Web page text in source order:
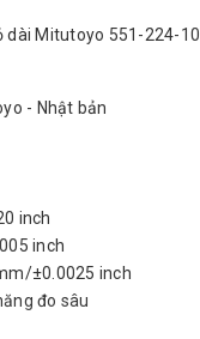
dài Mitutoyo 551-224-10
- Nhật bản
inch
inch
±0.0025 inch
đo sâu